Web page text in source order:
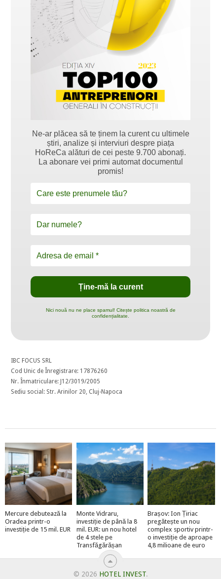
Ne-ar plăcea să te ținem la curent cu ultimele
știri, analize și interviuri despre piața
HoReCa alături de cei peste 9.700 abonați.
La abonare vei primi automat documentul
promis!
Nici nouă nu ne place spamul! Citește politica noastră de
confidențialitate.
IBC FOCUS SRL
Cod Unic de Înregistrare: 17876260
Nr. Înmatriculare: J12/3019/2005
Sediu social: Str. Arinilor 20, Cluj-Napoca
Mercure debutează la
Oradea printr-o
investiție de 15 mil. EUR
Monte Vidraru,
investiție de până la 8
mil. EUR: un nou hotel
de 4 stele pe
Transfăgărășan
Brașov: Ion Țiriac
pregătește un nou
complex sportiv printr-
o investiție de aproape
4,8 milioane de euro
© 2026 HOTEL INVEST.